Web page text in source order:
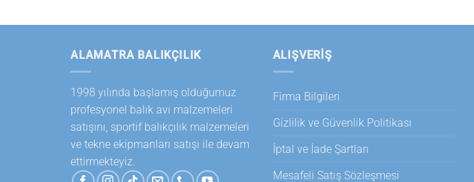
ALAMATRA BALIKÇILIK
1998 yılında başlamış olduğumuz
profesyonel balık avı malzemeleri
satışını, sportif balıkçılık malzemeleri
ve tekne ekipmanları satışı ile devam
ettirmekteyiz.
ALIŞVERİŞ
Firma Bilgileri
Gizlilik ve Güvenlik Politikası
İptal ve İade Şartları
Mesafeli Satış Sözleşmesi